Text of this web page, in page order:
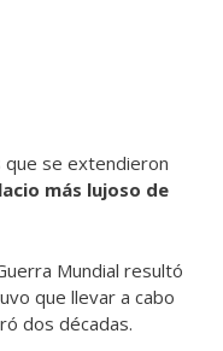
se extendieron
más lujoso de
Mundial resultó
que llevar a cabo
dos décadas.